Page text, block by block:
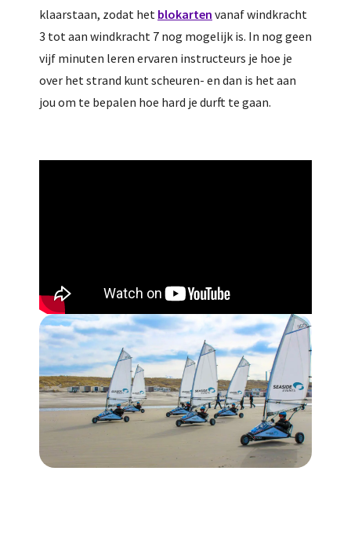
klaarstaan, zodat het blokarten vanaf windkracht
3 tot aan windkracht 7 nog mogelijk is. In nog geen
vijf minuten leren ervaren instructeurs je hoe je
over het strand kunt scheuren- en dan is het aan
jou om te bepalen hoe hard je durft te gaan.